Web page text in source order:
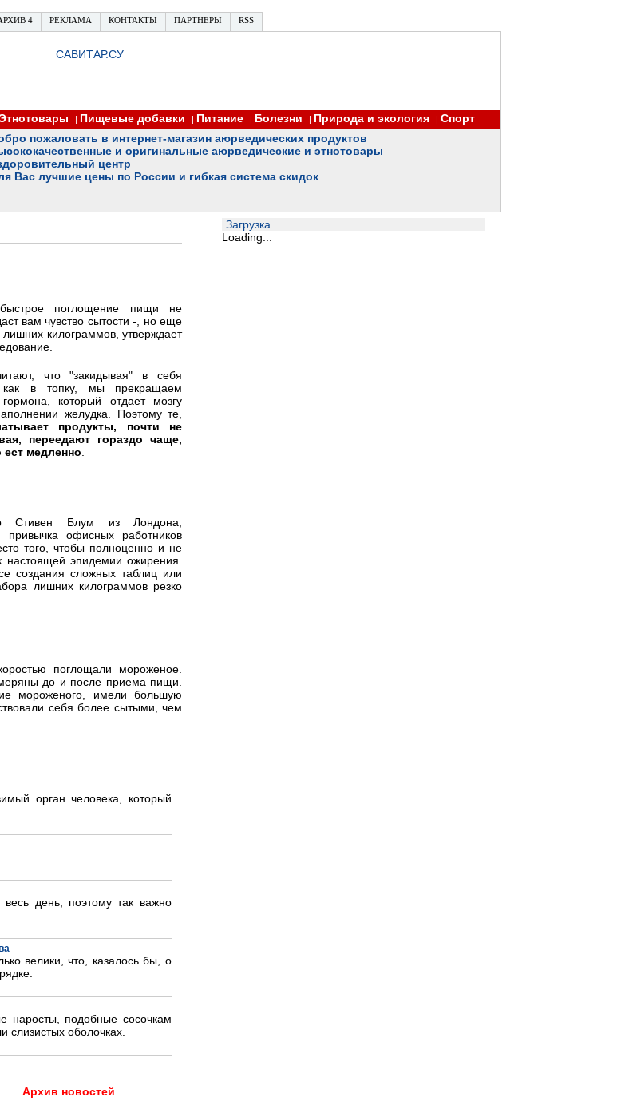
4 РЕКЛАМА КОНТАКТЫ ПАРТНЕРЫ RSS
САВИТАР.СУ
| Пищевые добавки | Питание | Болезни | Природа и экология | Спорт
пожаловать в интернет-магазин аюрведических продуктов
и оригинальные аюрведические и этнотовары
центр
Вас лучшие цены по России и гибкая система скидок
поглощение пищи не
вам чувство сытости -, но еще
лишних килограммов, утверждает
что "закидывая" в себя
как в топку, мы прекращаем
гормона, который отдает мозгу
желудка. Поэтому те,
продукты, почти не
переедают гораздо чаще,
ест медленно
Стивен Блум из Лондона,
привычка офисных работников
того, чтобы полноценно и не
эпидемии ожирения.
создания сложных таблиц или
лишних килограммов резко
поглощали мороженое.
до и после приема пищи.
мороженого, имели большую
себя более сытыми, чем
орган человека, который
день, поэтому так важно
велики, что, казалось бы, о
наросты, подобные сосочкам
слизистых оболочках.
Архив новостей
Загрузка...
Loading...